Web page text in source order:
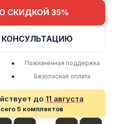
СКИДКОЙ 35%
КОНСУЛЬТАЦИЮ
•
Пожизненная поддержка
• Безопасная оплата
до 11 августа
5 комплектов